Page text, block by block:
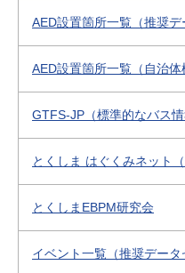
AED設置箇所一覧（推奨デ
AED設置箇所一覧（自治体
GTFS-JP（標準的なバス情
とくしま はぐくみネット（
とくしまEBPM研究会
イベント一覧（推奨データ